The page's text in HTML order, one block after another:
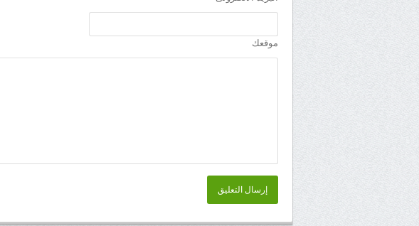
موقعك
إرسال التعليق